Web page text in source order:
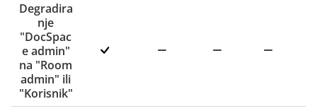
Degradira
nje
"DocSpac
e admin"
na "Room
admin" ili
"Korisnik"